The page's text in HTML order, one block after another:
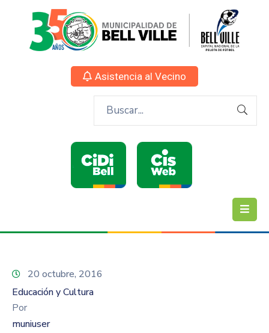
Asistencia al Vecino
20 octubre, 2016
Educación y Cultura
Por
muniuser